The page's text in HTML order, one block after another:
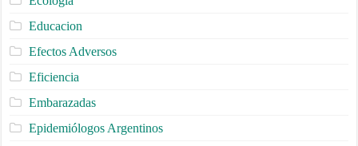
Educacion
Efectos Adversos
Eficiencia
Embarazadas
Epidemiólogos Argentinos